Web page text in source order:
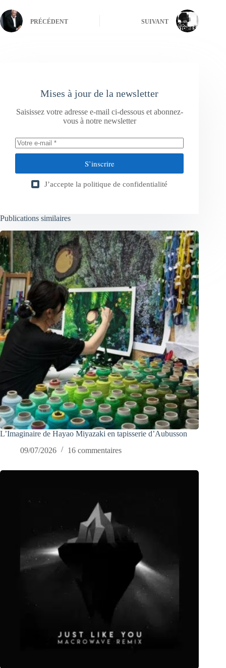
PRÉCÉDENT SUIVANT
Mises à jour de la newsletter
Saisissez votre adresse e-mail ci-dessous et abonnez-
vous à notre newsletter
S’inscrire
J’accepte la politique de confidentialité
Publications similaires
L’Imaginaire de Hayao Miyazaki en tapisserie d’Aubusson
09/07/2026
16 commentaires